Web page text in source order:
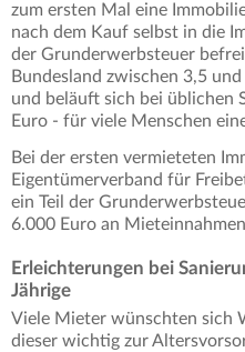
zum ersten Mal eine
nach dem Kauf selbst in die
der Grunderwerbsteuer
Bundesland zwischen 3,5
und beläuft sich bei üblichen
Euro - für viele Menschen
Bei der ersten vermieteten
Eigentümerverband für
ein Teil der
6.000 Euro an
Erleichterungen bei
Jährige
Viele Mieter wünschten sich
dieser wichtig zur